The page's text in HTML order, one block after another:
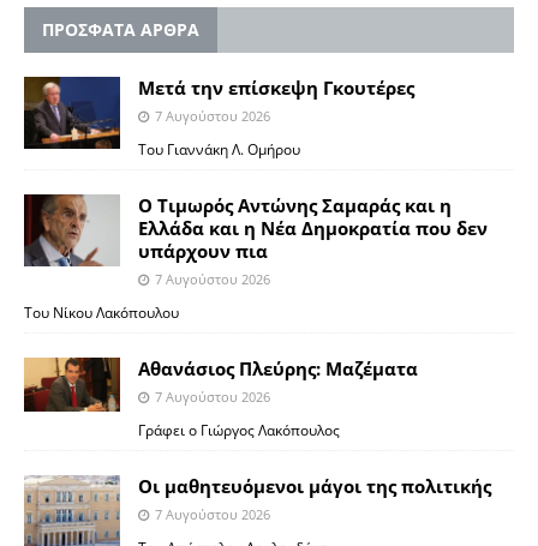
ΠΡΟΣΦΑΤΑ ΑΡΘΡΑ
Μετά την επίσκεψη Γκουτέρες
7 Αυγούστου 2026
Του Γιαννάκη Λ. Ομήρου
Ο Τιμωρός Αντώνης Σαμαράς και η
Ελλάδα και η Νέα Δημοκρατία που δεν
υπάρχουν πια
7 Αυγούστου 2026
Του Νίκου Λακόπουλου
Αθανάσιος Πλεύρης: Μαζέματα
7 Αυγούστου 2026
Γράφει ο Γιώργος Λακόπουλος
Οι μαθητευόμενοι μάγοι της πολιτικής
7 Αυγούστου 2026